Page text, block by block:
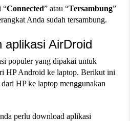
“Connected” atau “Tersambung”
Anda sudah tersambung.
aplikasi AirDroid
populer yang dipakai untuk
HP Android ke laptop. Berikut ini
HP ke laptop menggunakan
perlu download aplikasi